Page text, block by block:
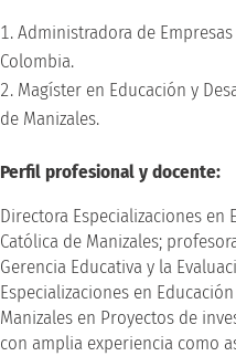
Administradora de
Colombia.
Magíster en Educación y
de Manizales.
Perfil profesional y docente:
Directora Especializaciones en
Católica de Manizales;
Gerencia Educativa y la
Especializaciones en
Manizales en Proyectos de
con amplia experiencia como